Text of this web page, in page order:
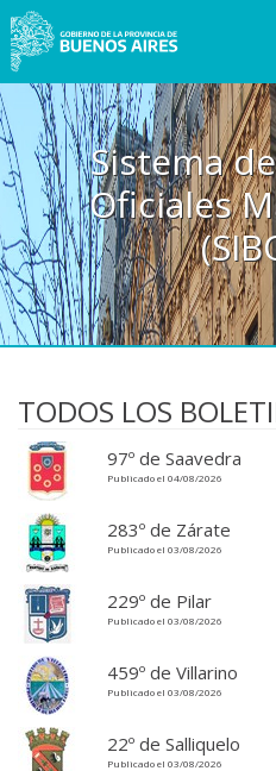
Sistema
Oficiales
TODOS LOS
97º de Saavedra
Publicado el 04/08/2026
283º de Zárate
Publicado el 03/08/2026
229º de Pilar
Publicado el 03/08/2026
459º de Villarino
Publicado el 03/08/2026
22º de Salliquelo
Publicado el 03/08/2026